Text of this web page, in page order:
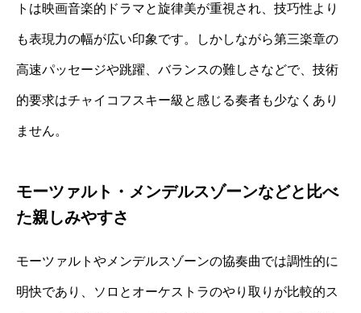
トは映画音楽的ドラマと旋律美が重視され、技巧性より
も表現力の幅が広い印象です。しかしながら第三楽章の
高速パッセージや跳躍、バランスの難しさなどで、技術
的要求はチャイコフスキー級と感じる奏者も少なくあり
ません。
モーツァルト・メンデルスゾーンなどと比べ
た親しみやすさ
モーツァルトやメンデルスゾーンの協奏曲では調性的に
明快であり、ソロとオーケストラのやり取りが比較的ス